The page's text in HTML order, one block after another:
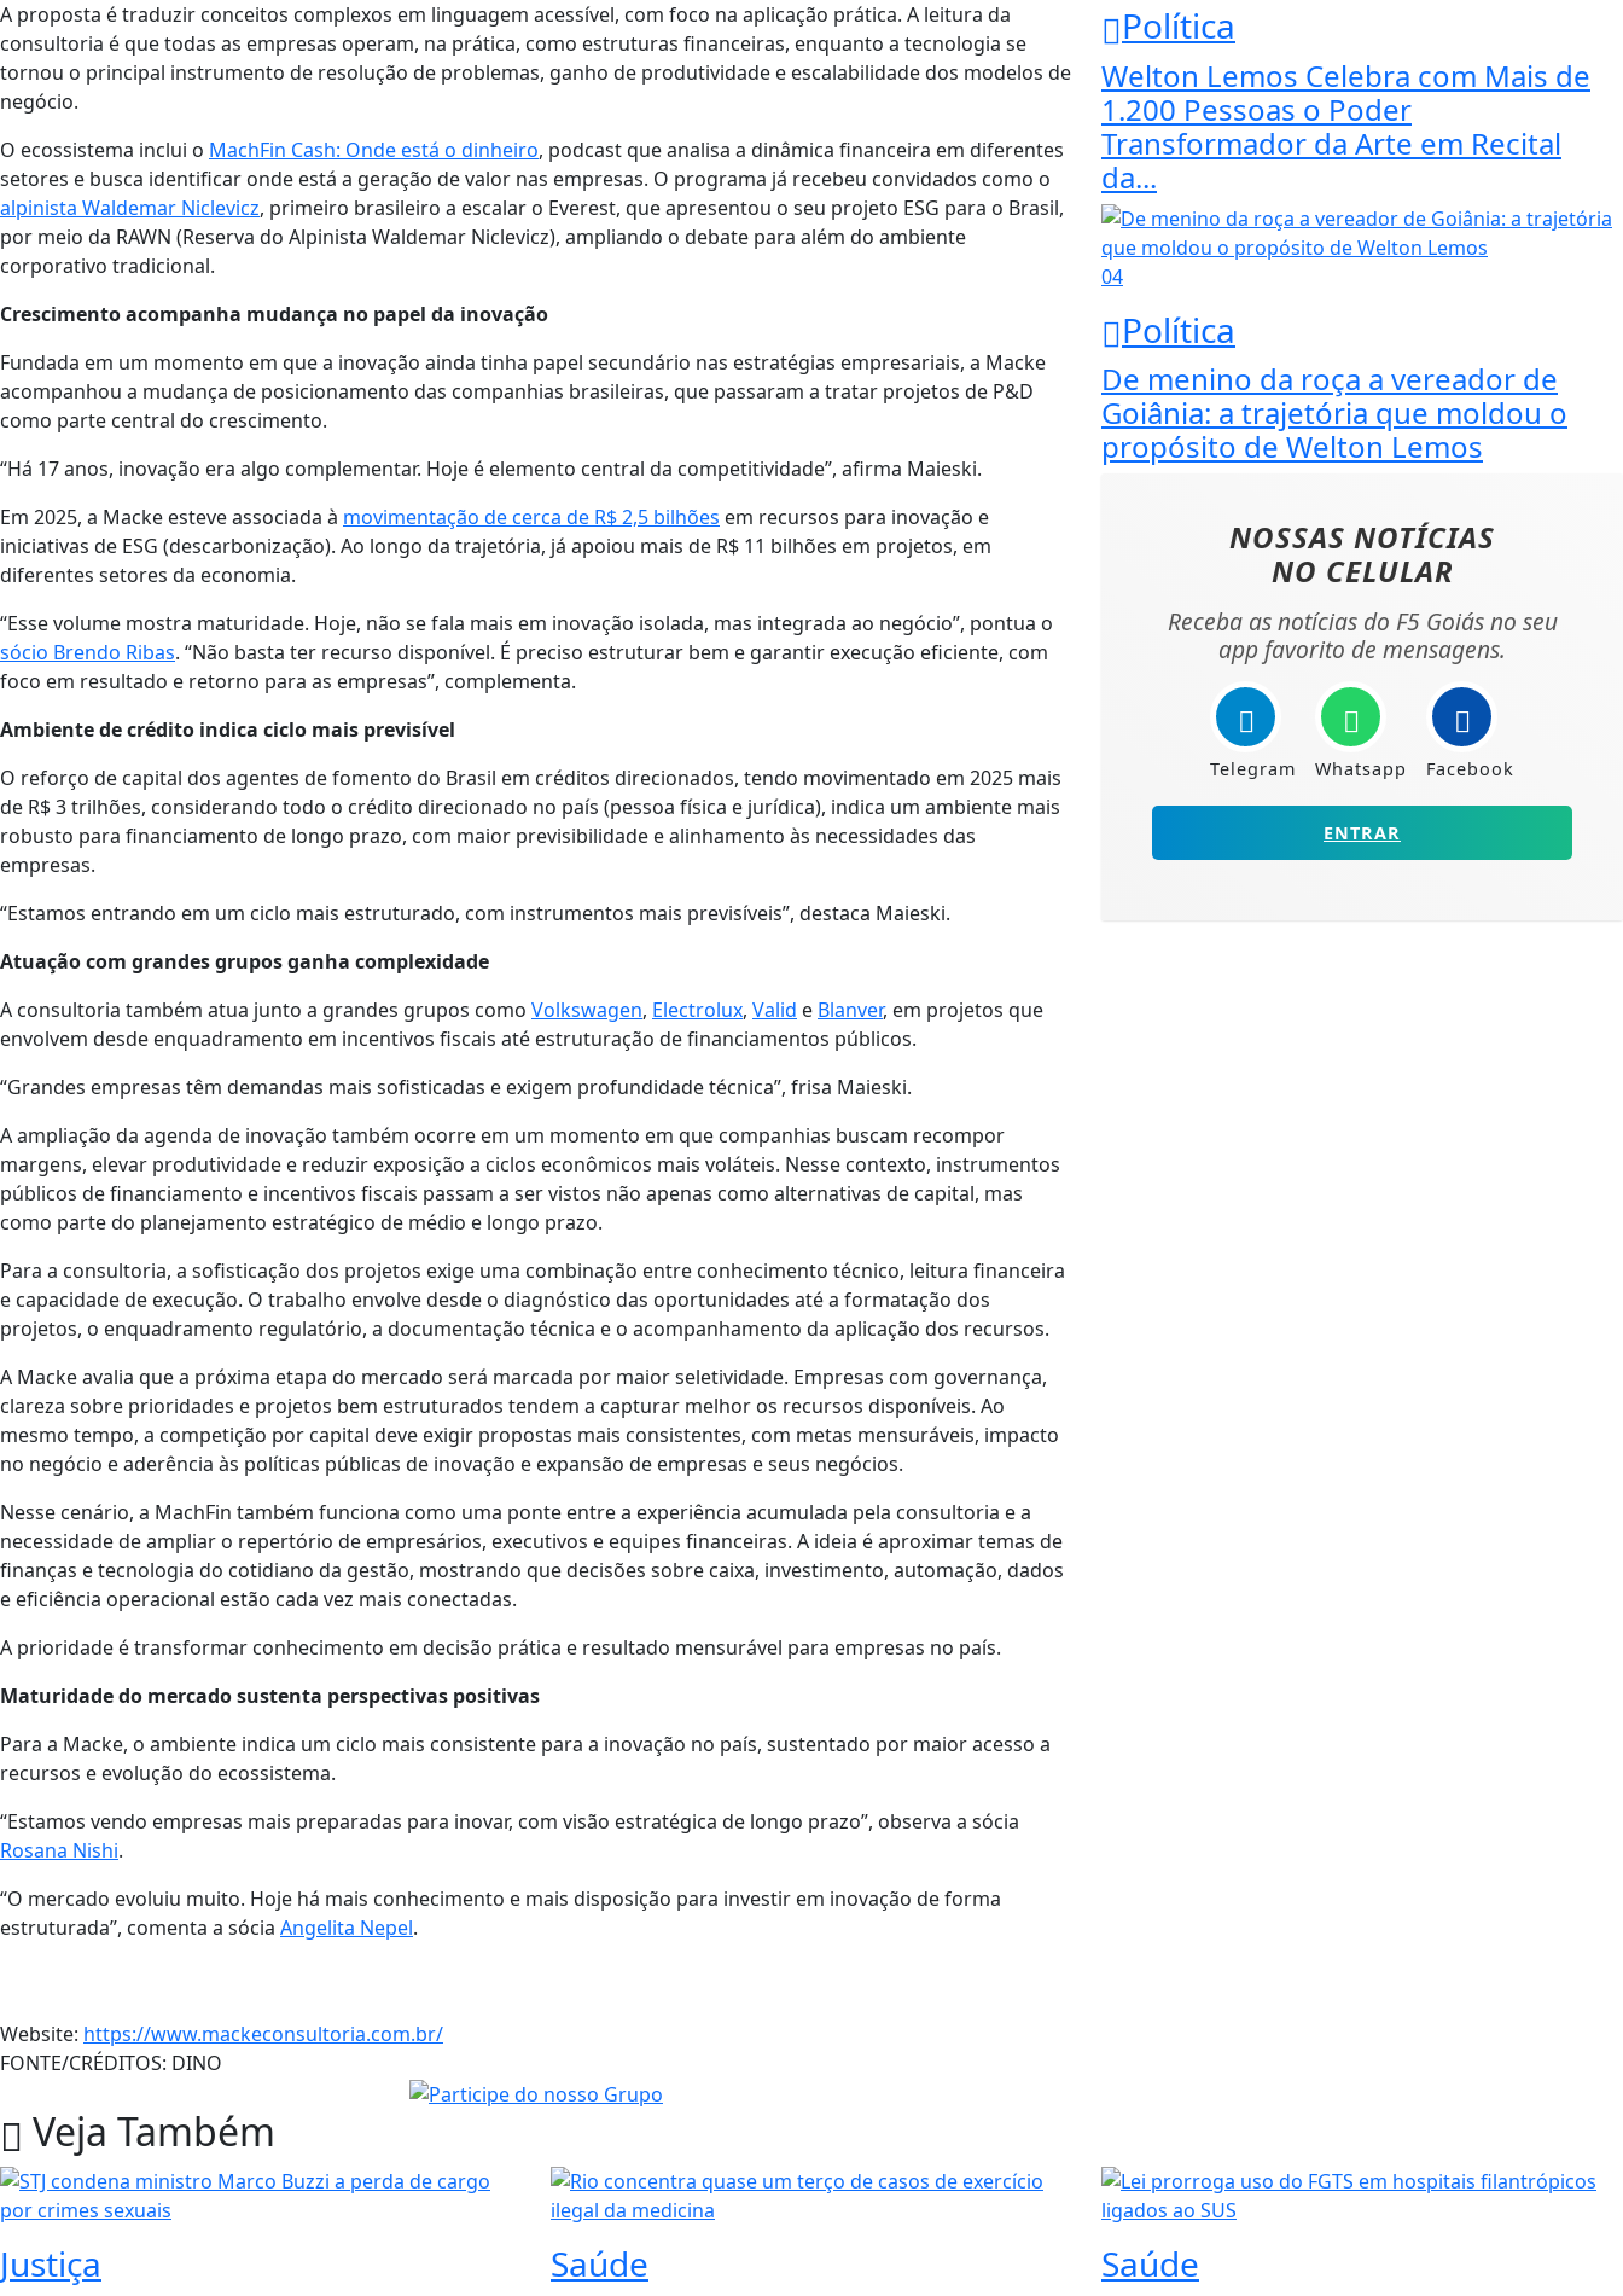
A proposta é traduzir conceitos complexos em linguagem acessível, com foco na aplicação prática. A leitura da
consultoria é que todas as empresas operam, na prática, como estruturas financeiras, enquanto a tecnologia se
tornou o principal instrumento de resolução de problemas, ganho de produtividade e escalabilidade dos modelos de
negócio.
O ecossistema inclui o MachFin Cash: Onde está o dinheiro, podcast que analisa a dinâmica financeira em diferentes
setores e busca identificar onde está a geração de valor nas empresas. O programa já recebeu convidados como o
alpinista Waldemar Niclevicz, primeiro brasileiro a escalar o Everest, que apresentou o seu projeto ESG para o Brasil,
por meio da RAWN (Reserva do Alpinista Waldemar Niclevicz), ampliando o debate para além do ambiente
corporativo tradicional.
Crescimento acompanha mudança no papel da inovação
Fundada em um momento em que a inovação ainda tinha papel secundário nas estratégias empresariais, a Macke
acompanhou a mudança de posicionamento das companhias brasileiras, que passaram a tratar projetos de P&D
como parte central do crescimento.
“Há 17 anos, inovação era algo complementar. Hoje é elemento central da competitividade”, afirma Maieski.
Em 2025, a Macke esteve associada à movimentação de cerca de R$ 2,5 bilhões em recursos para inovação e
iniciativas de ESG (descarbonização). Ao longo da trajetória, já apoiou mais de R$ 11 bilhões em projetos, em
diferentes setores da economia.
“Esse volume mostra maturidade. Hoje, não se fala mais em inovação isolada, mas integrada ao negócio”, pontua o
sócio Brendo Ribas. “Não basta ter recurso disponível. É preciso estruturar bem e garantir execução eficiente, com
foco em resultado e retorno para as empresas”, complementa.
Ambiente de crédito indica ciclo mais previsível
O reforço de capital dos agentes de fomento do Brasil em créditos direcionados, tendo movimentado em 2025 mais
de R$ 3 trilhões, considerando todo o crédito direcionado no país (pessoa física e jurídica), indica um ambiente mais
robusto para financiamento de longo prazo, com maior previsibilidade e alinhamento às necessidades das
empresas.
“Estamos entrando em um ciclo mais estruturado, com instrumentos mais previsíveis”, destaca Maieski.
Atuação com grandes grupos ganha complexidade
A consultoria também atua junto a grandes grupos como Volkswagen, Electrolux, Valid e Blanver, em projetos que
envolvem desde enquadramento em incentivos fiscais até estruturação de financiamentos públicos.
“Grandes empresas têm demandas mais sofisticadas e exigem profundidade técnica”, frisa Maieski.
A ampliação da agenda de inovação também ocorre em um momento em que companhias buscam recompor
margens, elevar produtividade e reduzir exposição a ciclos econômicos mais voláteis. Nesse contexto, instrumentos
públicos de financiamento e incentivos fiscais passam a ser vistos não apenas como alternativas de capital, mas
como parte do planejamento estratégico de médio e longo prazo.
Para a consultoria, a sofisticação dos projetos exige uma combinação entre conhecimento técnico, leitura financeira
e capacidade de execução. O trabalho envolve desde o diagnóstico das oportunidades até a formatação dos
projetos, o enquadramento regulatório, a documentação técnica e o acompanhamento da aplicação dos recursos.
A Macke avalia que a próxima etapa do mercado será marcada por maior seletividade. Empresas com governança,
clareza sobre prioridades e projetos bem estruturados tendem a capturar melhor os recursos disponíveis. Ao
mesmo tempo, a competição por capital deve exigir propostas mais consistentes, com metas mensuráveis, impacto
no negócio e aderência às políticas públicas de inovação e expansão de empresas e seus negócios.
Nesse cenário, a MachFin também funciona como uma ponte entre a experiência acumulada pela consultoria e a
necessidade de ampliar o repertório de empresários, executivos e equipes financeiras. A ideia é aproximar temas de
finanças e tecnologia do cotidiano da gestão, mostrando que decisões sobre caixa, investimento, automação, dados
e eficiência operacional estão cada vez mais conectadas.
A prioridade é transformar conhecimento em decisão prática e resultado mensurável para empresas no país.
Maturidade do mercado sustenta perspectivas positivas
Para a Macke, o ambiente indica um ciclo mais consistente para a inovação no país, sustentado por maior acesso a
recursos e evolução do ecossistema.
“Estamos vendo empresas mais preparadas para inovar, com visão estratégica de longo prazo”, observa a sócia
Rosana Nishi.
“O mercado evoluiu muito. Hoje há mais conhecimento e mais disposição para investir em inovação de forma
estruturada”, comenta a sócia Angelita Nepel.
Website: https://www.mackeconsultoria.com.br/
FONTE/CRÉDITOS: DINO
Política
Welton Lemos Celebra com Mais de
1.200 Pessoas o Poder
Transformador da Arte em Recital
da...
04
Política
De menino da roça a vereador de
Goiânia: a trajetória que moldou o
propósito de Welton Lemos
NOSSAS NOTÍCIAS
NO CELULAR
Receba as notícias do F5 Goiás no seu
app favorito de mensagens.
Telegram Whatsapp Facebook
ENTRAR
Veja Também
Justiça Saúde Saúde